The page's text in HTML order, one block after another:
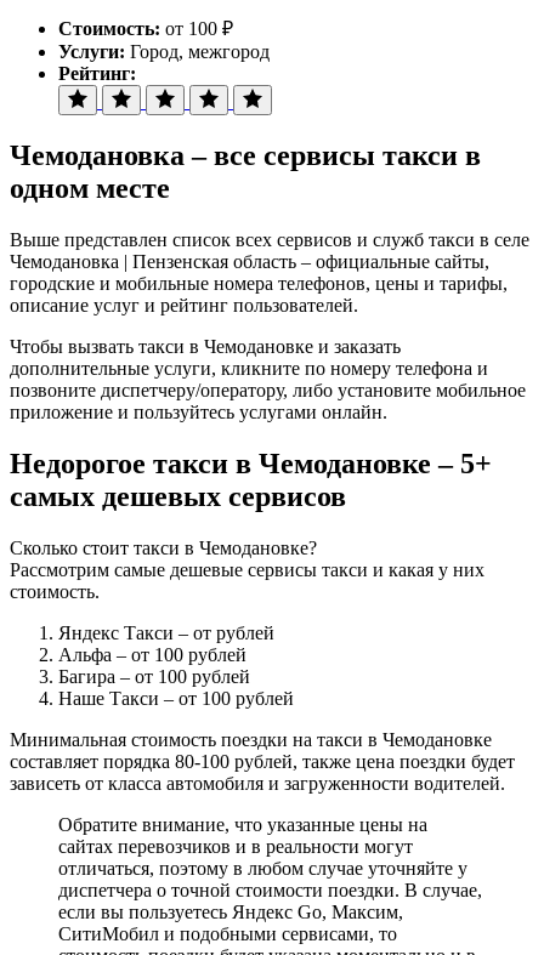
Стоимость: от 100 ₽
Услуги: Город, межгород
Рейтинг:
Чемодановка – все сервисы такси в
одном месте
Выше представлен список всех сервисов и служб такси в селе
Чемодановка | Пензенская область – официальные сайты,
городские и мобильные номера телефонов, цены и тарифы,
описание услуг и рейтинг пользователей.
Чтобы вызвать такси в Чемодановке и заказать
дополнительные услуги, кликните по номеру телефона и
позвоните диспетчеру/оператору, либо установите мобильное
приложение и пользуйтесь услугами онлайн.
Недорогое такси в Чемодановке – 5+
самых дешевых сервисов
Сколько стоит такси в Чемодановке?
Рассмотрим самые дешевые сервисы такси и какая у них
стоимость.
Яндекс Такси – от рублей
Альфа – от 100 рублей
Багира – от 100 рублей
Наше Такси – от 100 рублей
Минимальная стоимость поездки на такси в Чемодановке
составляет порядка 80-100 рублей, также цена поездки будет
зависеть от класса автомобиля и загруженности водителей.
Обратите внимание, что указанные цены на
сайтах перевозчиков и в реальности могут
отличаться, поэтому в любом случае уточняйте у
диспетчера о точной стоимости поездки. В случае,
если вы пользуетесь Яндекс Go, Максим,
СитиМобил и подобными сервисами, то